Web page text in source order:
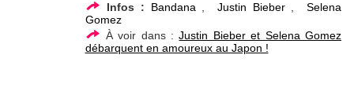
Infos : Bandana Justin Bieber, Selena
Gomez
À voir dans :Justin Bieber et Selena Gomez
débarquent en amoureux au Japon !